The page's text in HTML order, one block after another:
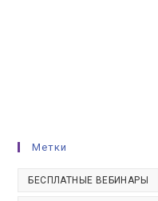
Метки
БЕСПЛАТНЫЕ ВЕБИНАРЫ